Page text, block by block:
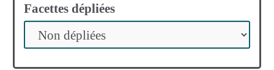
Facettes dépliées